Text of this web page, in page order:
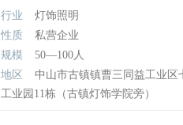
行业
灯饰照明
性质
私营企业
规模
50—100人
地区
中山市古镇镇曹三同益工业区
工业园11栋（古镇灯饰学院旁）